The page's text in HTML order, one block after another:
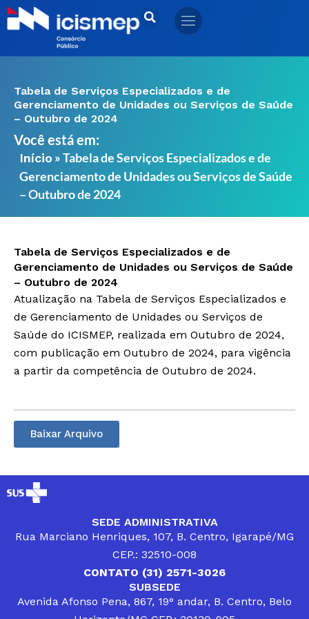
Ir
para
Tabela de Serviços Especializados e de
Gerenciamento de Unidades ou Serviços de Saúde
– Outubro de 2024
Você está em:
Início »Tabela de Serviços Especializados e de
Gerenciamento de Unidades ou Serviços de Saúde
– Outubro de 2024
Tabela de Serviços Especializados e de
Gerenciamento de Unidades ou Serviços de Saúde
– Outubro de 2024
Atualização na Tabela de Serviços Especializados e
de Gerenciamento de Unidades ou Serviços de
Saúde do ICISMEP, realizada em Outubro de 2024,
com publicação em Outubro de 2024, para vigência
a partir da competência de Outubro de 2024.
Baixar Arquivo
SEDE ADMINISTRATIVA
Rua Marciano Henriques, 107, B. Centro, Igarapé/MG
CEP.: 32510-008
CONTATO (31) 2571-3026
SUBSEDE
Avenida Afonso Pena, 867, 19° andar, B. Centro, Belo